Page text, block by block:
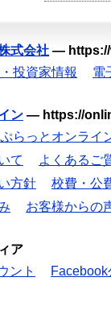
式会社 —
投資家情報 電
ン — https://
ぷらっとオンライ
て
よくあるご
方針
校費・公
お客様からの
ア
ント